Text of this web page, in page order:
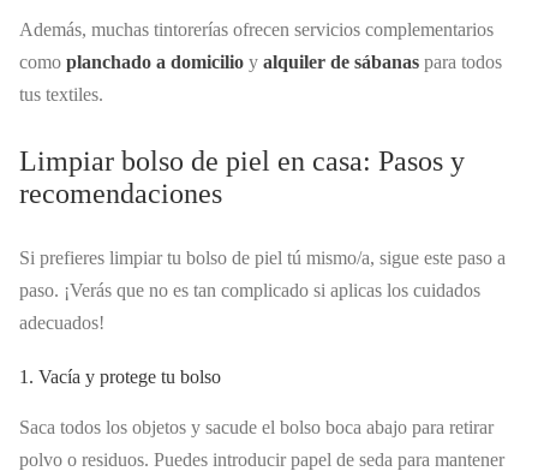
Además, muchas tintorerías ofrecen servicios complementarios
como planchado a domicilio y alquiler de sábanas para todos
tus textiles.
Limpiar bolso de piel en casa: Pasos y
recomendaciones
Si prefieres limpiar tu bolso de piel tú mismo/a, sigue este paso a
paso. ¡Verás que no es tan complicado si aplicas los cuidados
adecuados!
1. Vacía y protege tu bolso
Saca todos los objetos y sacude el bolso boca abajo para retirar
polvo o residuos. Puedes introducir papel de seda para mantener